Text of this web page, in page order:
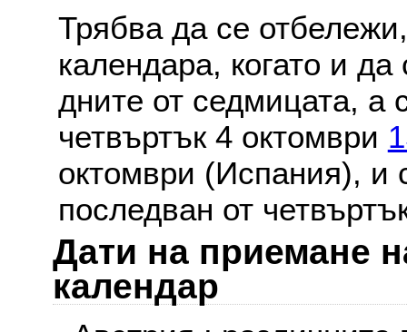
Трябва да се
календара, когато и
дните от седмицата, а
четвъртък 4 октомври
октомври (Испания), и
последван от
Дати на приемане
календар